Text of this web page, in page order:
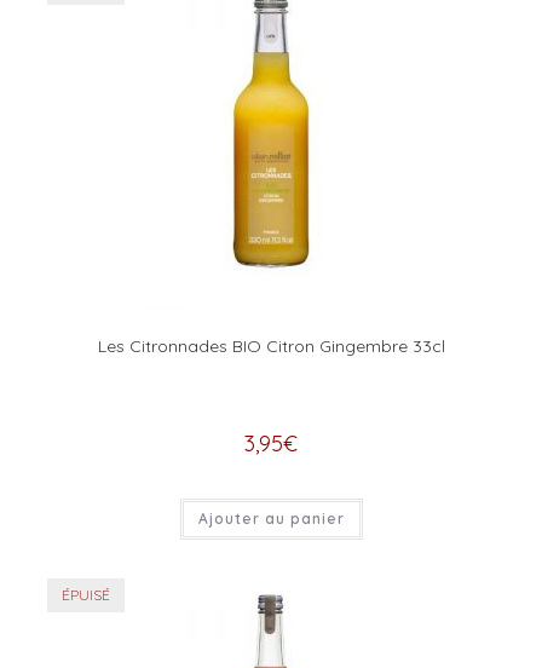
Les Citronnades BIO Citron Gingembre 33cl
3,95€
Ajouter au panier
ÉPUISÉ